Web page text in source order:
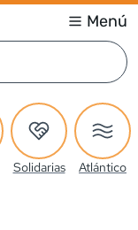
Menú
Solidarias Atlántico